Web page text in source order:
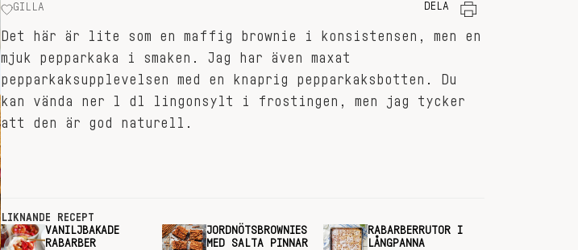
GILLA DELA
Det här är lite som en maffig brownie i konsistensen, men en
mjuk pepparkaka i smaken. Jag har även maxat
pepparkaksupplevelsen med en knaprig pepparkaksbotten. Du
kan vända ner 1 dl lingonsylt i frostingen, men jag tycker
att den är god naturell.
LIKNANDE RECEPT
VANILJBAKADE
RABARBER
JORDNÖTSBROWNIES
MED SALTA PINNAR
RABARBERRUTOR I
LÅNGPANNA